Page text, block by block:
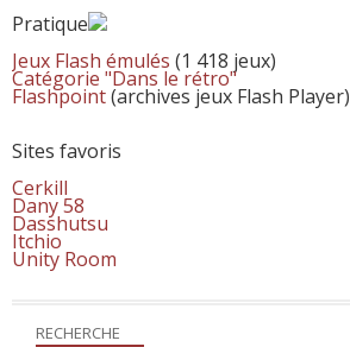
RECHERCHE
Pratique
Jeux Flash émulés (1 418 jeux)
Catégorie "Dans le rétro"
Flashpoint(archives jeux Flash Player)
Sites favoris
Cerkill
Dany 58
Dasshutsu
Itchio
Unity Room